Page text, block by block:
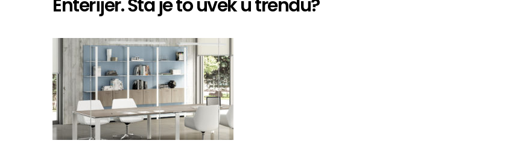
Enterijer. Šta je to uvek u trendu?